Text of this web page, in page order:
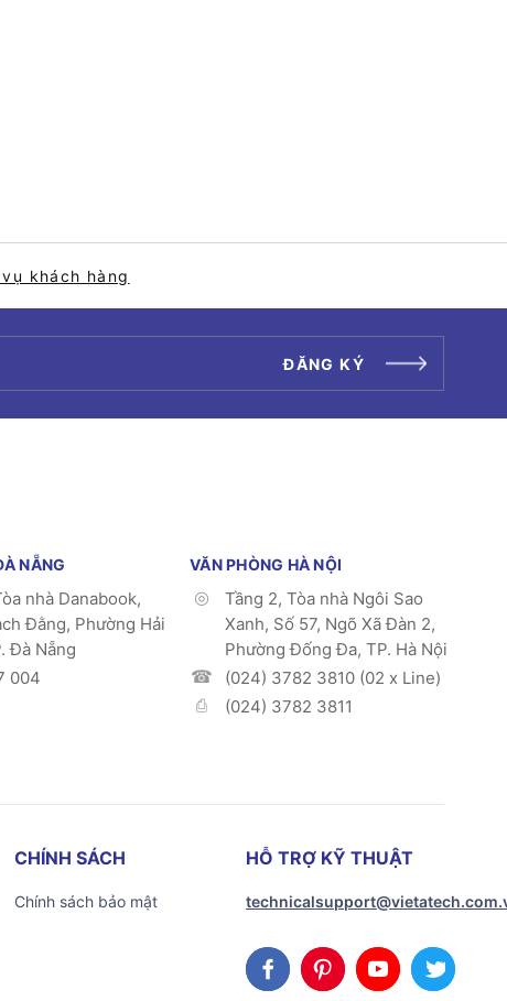
khách hàng
ĐĂNG KÝ
NẴNG
nhà Danabook,
Đằng, Phường Hải
Đà Nẵng
004
VĂN PHÒNG HÀ NỘI
Tầng 2, Tòa nhà Ngôi Sao
Xanh, Số 57, Ngõ Xã Đàn 2,
Phường Đống Đa, TP. Hà Nội
(024) 3782 3810 (02 x Line)
(024) 3782 3811
CHÍNH SÁCH
Chính sách bảo mật
HỖ TRỢ KỸ THUẬT